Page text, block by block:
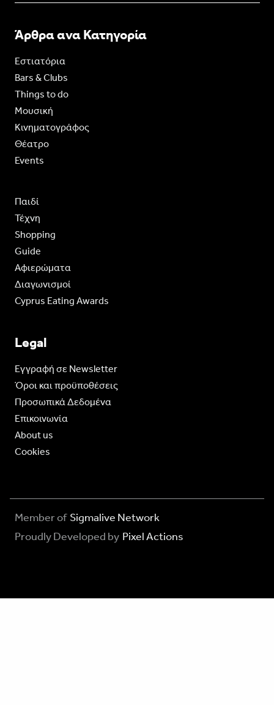
Άρθρα ανα Κατηγορία
Εστιατόρια
Bars & Clubs
Things to do
Moυσική
Κινηματογράφος
Θέατρο
Events
Παιδί
Τέχνη
Shopping
Guide
Aφιερώματα
Διαγωνισμοί
Cyprus Eating Awards
Legal
Eγγραφή σε Newsletter
Όροι και προϋποθέσεις
Προσωπικά Δεδομένα
Επικοινωνία
About us
Cookies
Member of Sigmalive Network
Proudly Developed by Pixel Actions